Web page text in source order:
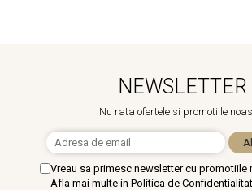
NEWSLETTER
Nu rata ofertele si promotiile
Vreau sa primesc newsletter cu promotiile
Afla mai multe in Politica de